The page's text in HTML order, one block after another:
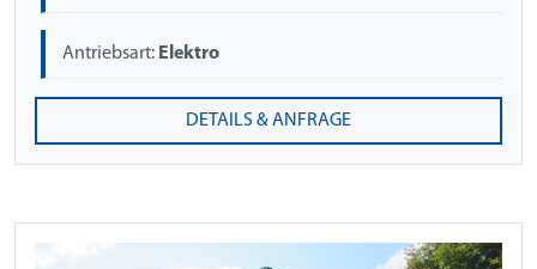
Antriebsart: Elektro
DETAILS & ANFRAGE